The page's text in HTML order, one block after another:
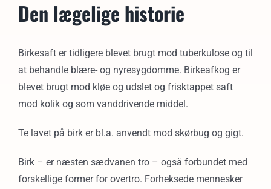
Den lægelige historie
Birkesaft er tidligere blevet brugt mod tuberkulose og til
at behandle blære- og nyresygdomme. Birkeafkog er
blevet brugt mod kløe og udslet og frisktappet saft
mod kolik og som vanddrivende middel.
Te lavet på birk er bl.a. anvendt mod skørbug og gigt.
Birk – er næsten sædvanen tro – også forbundet med
forskellige former for overtro. Forheksede mennesker